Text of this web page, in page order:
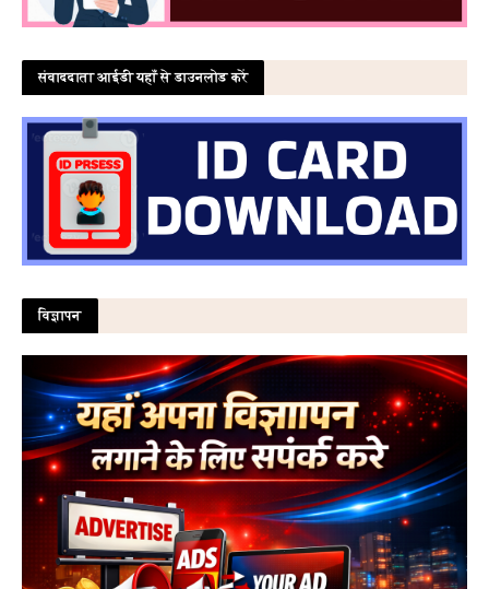
संवाददाता आईडी यहाँ से डाउनलोड करें
विज्ञापन